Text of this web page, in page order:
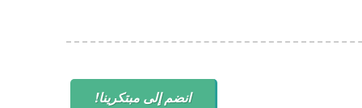
انضم إلى مبتكرينا!